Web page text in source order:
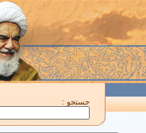
جستجو :